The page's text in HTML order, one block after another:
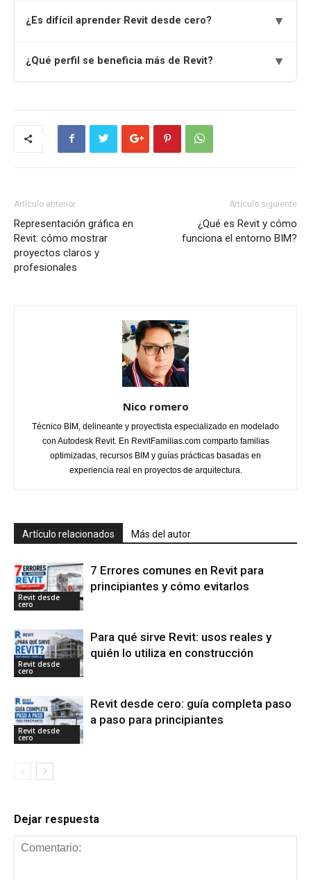
¿Es difícil aprender Revit desde cero? ▼
¿Qué perfil se beneficia más de Revit? ▼
Artículo anterior
Representación gráfica en
Revit: cómo mostrar
proyectos claros y
profesionales
Artículo siguiente
¿Qué es Revit y cómo
funciona el entorno BIM?
Nico romero
Técnico BIM, delineante y proyectista especializado en modelado
con Autodesk Revit. En RevitFamilias.com comparto familias
optimizadas, recursos BIM y guías prácticas basadas en
experiencia real en proyectos de arquitectura.
Artículo relacionados Más del autor
Revit desde
cero
7 Errores comunes en Revit para
principiantes y cómo evitarlos
Revit desde
cero
Para qué sirve Revit: usos reales y
quién lo utiliza en construcción
Revit desde
cero
Revit desde cero: guía completa paso
a paso para principiantes
Dejar respuesta